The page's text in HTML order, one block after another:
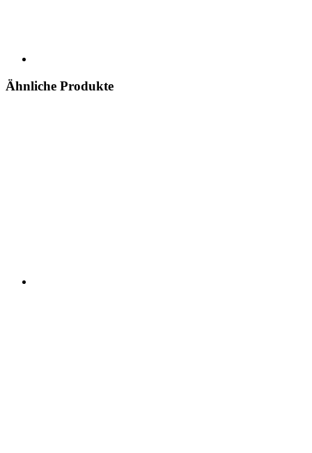
Ähnliche Produkte